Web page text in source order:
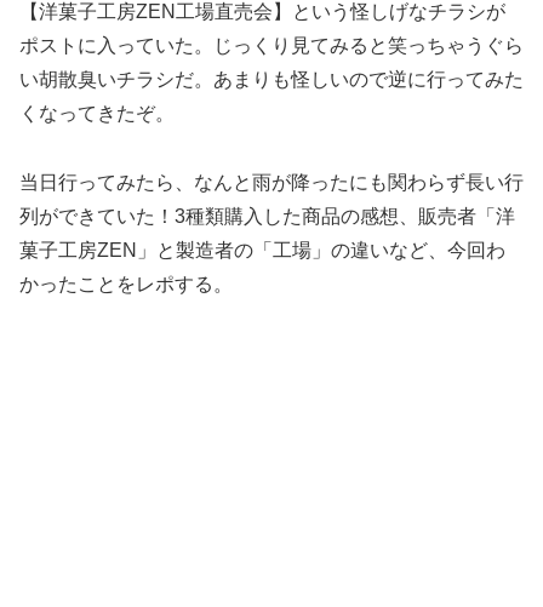
【洋菓子工房ZEN工場直売会】という怪しげなチラシが
ポストに入っていた。じっくり見てみると笑っちゃうぐら
い胡散臭いチラシだ。あまりも怪しいので逆に行ってみた
くなってきたぞ。
当日行ってみたら、なんと雨が降ったにも関わらず長い行
列ができていた！3種類購入した商品の感想、販売者「洋
菓子工房ZEN」と製造者の「工場」の違いなど、今回わ
かったことをレポする。